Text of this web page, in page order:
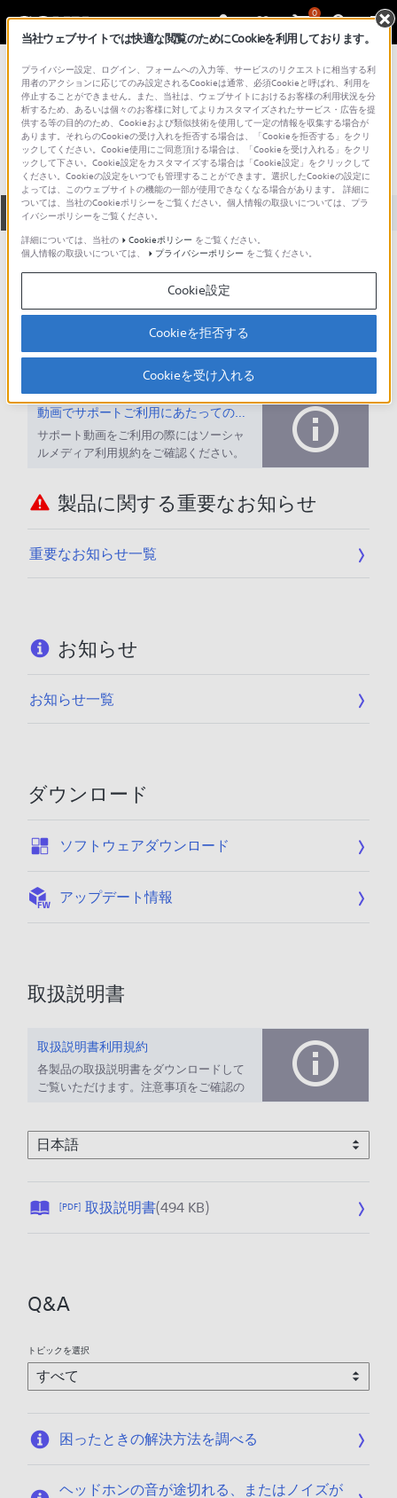
0
総合サポート・お問い合わせ インイヤー（イヤホン）
MDR-EX50SP
全て ダウンロード 取扱説明書 Q&A
製品に関する重要なお知らせ
お知らせ
ご意見箱 ／改善事例紹介
動画でサポートご利用にあたってのお願い
サポート動画をご利用の際にはソーシャ
ルメディア利用規約をご確認ください。
製品に関する重要なお知らせ
重要なお知らせ一覧
お知らせ
お知らせ一覧
ダウンロード
ソフトウェアダウンロード
アップデート情報
取扱説明書
取扱説明書利用規約
各製品の取扱説明書をダウンロードして
ご覧いただけます。注意事項をご確認の
[PDF] 取扱説明書(494 KB)公
/
1
7
Q&A
トピックを選択
困ったときの解決方法を調べる
ヘッドホンの音が途切れる、またはノイズが
当社ウェブサイトでは快適な閲覧のためにCookieを利用しております。
プライバシー設定、ログイン、フォームへの入力等、サービスのリクエストに相当する利
用者のアクションに応じてのみ設定されるCookieは通常、必須Cookieと呼ばれ、利用を
停止することができません。また、当社は、ウェブサイトにおけるお客様の利用状況を分
析するため、あるいは個々のお客様に対してよりカスタマイズされたサービス・広告を提
供する等の目的のため、Cookieおよび類似技術を使用して一定の情報を収集する場合が
あります。それらのCookieの受け入れを拒否する場合は、「Cookieを拒否する」をクリ
ックしてください。Cookie使用にご同意頂ける場合は、「Cookieを受け入れる」をクリ
ックして下さい。Cookie設定をカスタマイズする場合は「Cookie設定」をクリックして
ください。Cookieの設定をいつでも管理することができます。選択したCookieの設定に
よっては、このウェブサイトの機能の一部が使用できなくなる場合があります。 詳細に
ついては、当社のCookieポリシーをご覧ください。個人情報の取扱いについては、プラ
イバシーポリシーをご覧ください。
詳細については、当社の
Cookieポリシー をご覧ください。
個人情報の取扱いについては、
プライバシーポリシー をご覧ください。
Cookie設定
Cookieを拒否する
Cookieを受け入れる